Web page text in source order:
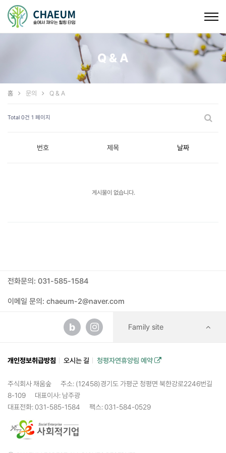
Q & A
홈 문의 Q & A
Total 0건 1 페이지
번호 제목 날짜
게시물이 없습니다.
전화문의: 031-585-1584
이메일 문의: chaeum-2@naver.com
b Family site
개인정보취급방침 오시는 길 청평자연휴양림 예약
주식회사 채움숲
주소: (12458)경기도 가평군 청평면 북한강로2246번길
8-109
대표이사: 남주광
대표전화: 031-585-1584
팩스: 031-584-0529